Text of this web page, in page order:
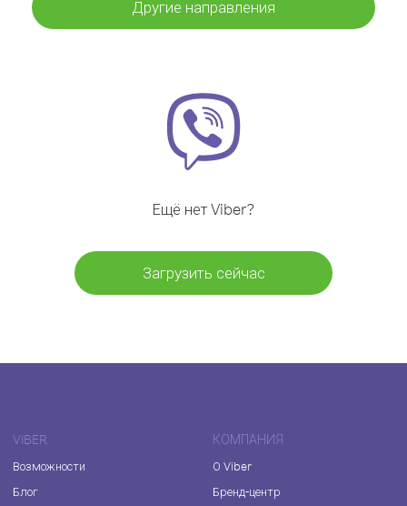
Другие направления
Ещё нет Viber?
Загрузить сейчас
VIBER
Возможности
Блог
КОМПАНИЯ
О Viber
Бренд-центр